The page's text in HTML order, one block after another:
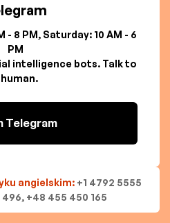
- 8 PM, Saturday: 10 AM - 6
PM
intelligence bots. Talk to
human.
Telegram
angielskim: +1 4792 5555
+48 455 450 165